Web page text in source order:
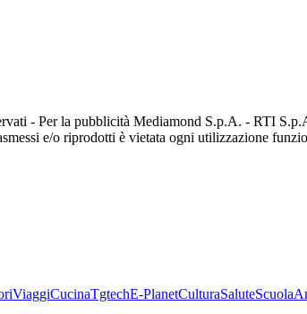
- Per la pubblicità Mediamond S.p.A. - RTI
e/o riprodotti è vietata ogni utilizzazione
ViaggiCucinaTgtechE-PlanetCulturaSaluteScuola